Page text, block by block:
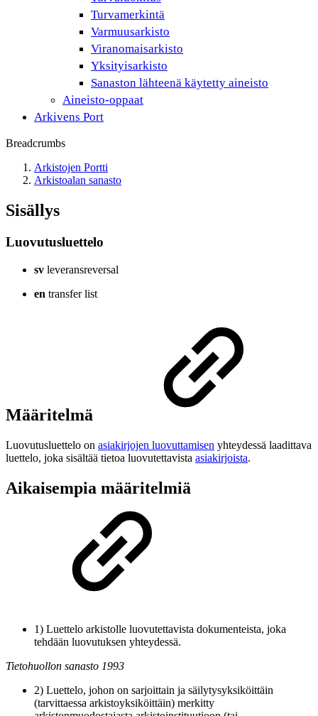
Turvamerkintä
Varmuusarkisto
Viranomaisarkisto
Yksityisarkisto
Sanaston lähteenä käytetty aineisto
Aineisto-oppaat
Arkivens Port
Breadcrumbs
Arkistojen Portti
Arkistoalan sanasto
Sisällys
Luovutusluettelo
sv leveransreversal
en transfer list
Määritelmä
Luovutusluettelo on asiakirjojen luovuttamisen yhteydessä laadittava
luettelo, joka sisältää tietoa luovutettavista asiakirjoista.
Aikaisempia määritelmiä
1) Luettelo arkistolle luovutettavista dokumenteista, joka
tehdään luovutuksen yhteydessä.
Tietohuollon sanasto 1993
2) Luettelo, johon on sarjoittain ja säilytysyksiköittäin
(tarvittaessa arkistoyksiköittäin) merkitty